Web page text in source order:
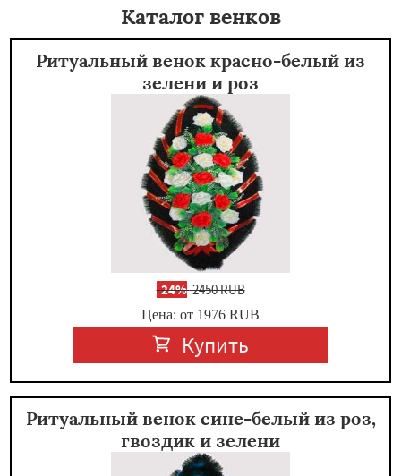
Каталог венков
Ритуальный венок красно-белый из
зелени и роз
-24%2450 RUB
Цена: от 1976 RUB
Купить
Ритуальный венок сине-белый из роз,
гвоздик и зелени